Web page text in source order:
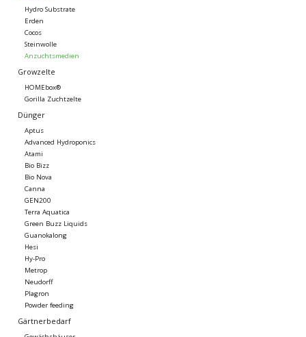
Hydro Substrate
Erden
Cocos
Steinwolle
Anzuchtsmedien
Growzelte
HOMEbox®
Gorilla Zuchtzelte
Dünger
Aptus
Advanced Hydroponics
Atami
Bio Bizz
Bio Nova
Canna
GEN200
Terra Aquatica
Green Buzz Liquids
Guanokalong
Hesi
Hy-Pro
Metrop
Neudorff
Plagron
Powder feeding
Gärtnerbedarf